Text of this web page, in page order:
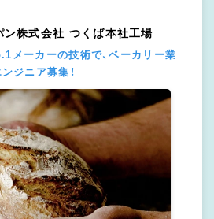
ン株式会社 つくば本社工場
メーカーの技術で、ベーカリー業
ジニア募集！